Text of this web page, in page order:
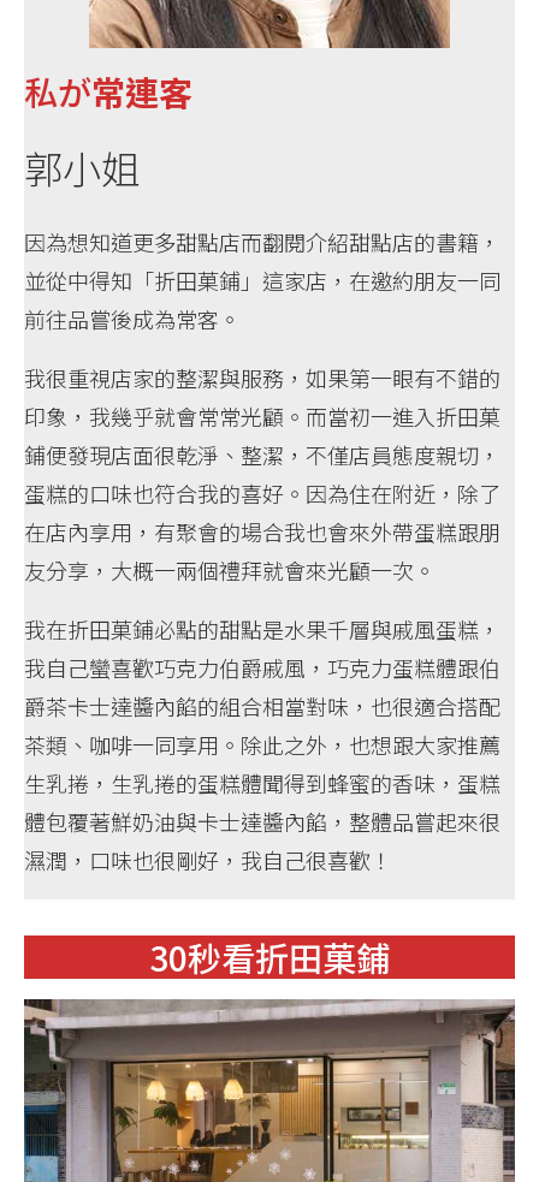
私が常連客
郭小姐
因為想知道更多甜點店而翻閱介紹甜點店的書籍，
並從中得知「折田菓鋪」這家店，在邀約朋友一同
前往品嘗後成為常客。
我很重視店家的整潔與服務，如果第一眼有不錯的
印象，我幾乎就會常常光顧。而當初一進入折田菓
鋪便發現店面很乾淨、整潔，不僅店員態度親切，
蛋糕的口味也符合我的喜好。因為住在附近，除了
在店內享用，有聚會的場合我也會來外帶蛋糕跟朋
友分享，大概一兩個禮拜就會來光顧一次。
我在折田菓鋪必點的甜點是水果千層與戚風蛋糕，
我自己蠻喜歡巧克力伯爵戚風，巧克力蛋糕體跟伯
爵茶卡士達醬內餡的組合相當對味，也很適合搭配
茶類、咖啡一同享用。除此之外，也想跟大家推薦
生乳捲，生乳捲的蛋糕體聞得到蜂蜜的香味，蛋糕
體包覆著鮮奶油與卡士達醬內餡，整體品嘗起來很
濕潤，口味也很剛好，我自己很喜歡！
30秒看折田菓鋪